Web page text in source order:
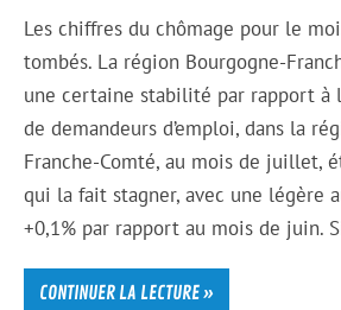
Les chiffres du chômage pour le
tombés. La région Bourgogne-
une certaine stabilité par rapport à
de demandeurs d’emploi, dans la
Franche-Comté, au mois de juillet,
qui la fait stagner, avec une légère
+0,1% par rapport au mois de juin.
CONTINUER LA LECTURE »